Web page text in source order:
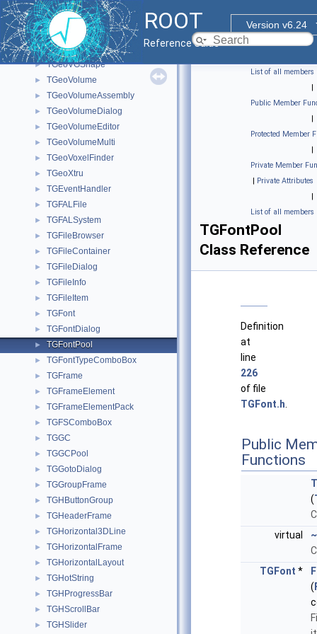
ROOT
Version v6.24
Reference Guide
► TGeoTubeSegEditor
► TGeoUniformMagField
► TGeoUnion
► TGeoVGConverter
► TGeoVGShape
► TGeoVolume
► TGeoVolumeAssembly
► TGeoVolumeDialog
► TGeoVolumeEditor
► TGeoVolumeMulti
► TGeoVoxelFinder
► TGeoXtru
► TGEventHandler
► TGFALFile
► TGFALSystem
► TGFileBrowser
► TGFileContainer
► TGFileDialog
► TGFileInfo
► TGFileItem
► TGFont
► TGFontDialog
► TGFontPool
► TGFontTypeComboBox
► TGFrame
► TGFrameElement
► TGFrameElementPack
► TGFSComboBox
► TGGC
► TGGCPool
► TGGotoDialog
► TGGroupFrame
► TGHButtonGroup
► TGHeaderFrame
► TGHorizontal3DLine
► TGHorizontalFrame
► TGHorizontalLayout
► TGHotString
► TGHProgressBar
► TGHScrollBar
► TGHSlider
List of all members
|
Public Member
|
Protected Member
|
Private Member
| Private Attributes
|
List of all members
TGFontPool
Class Reference
Definition
at
line
226
of file
TGFont.h
Public
Functions
(
virtual
TGFont *
(